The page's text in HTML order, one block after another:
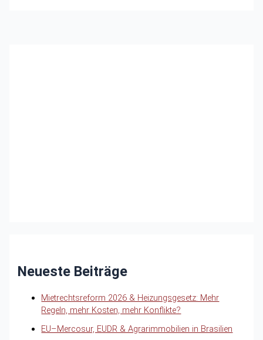
Neueste Beiträge
Mietrechtsreform 2026 & Heizungsgesetz: Mehr
Regeln, mehr Kosten, mehr Konflikte?
EU–Mercosur, EUDR & Agrarimmobilien in Brasilien